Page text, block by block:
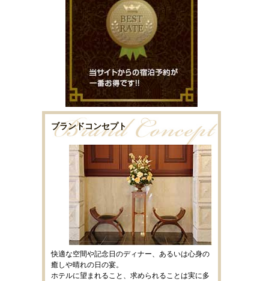
ブランドコンセプト
快適な空間や記念日のディナー、あるいは心身の
癒しや晴れの日の宴。
ホテルに望まれること、求められることは実に多